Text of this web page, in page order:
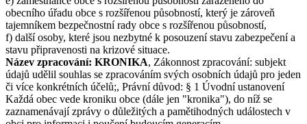
obecního úřadu obce s rozšířenou působností, který je zároveň
tajemníkem bezpečnostní rady obce s rozšířenou působností,
f) další osoby, které jsou nezbytné k posouzení stavu zabezpečení a
stavu připravenosti na krizové situace.
Název zpracování: KRONIKA, Zákonnost zpracování: subjekt
údajů udělil souhlas se zpracováním svých osobních údajů pro jeden
či více konkrétních účelů;, Právní důvod: § 1 Úvodní ustanovení
Každá obec vede kroniku obce (dále jen "kronika"), do níž se
zaznamenávají zprávy o důležitých a pamětihodných událostech v